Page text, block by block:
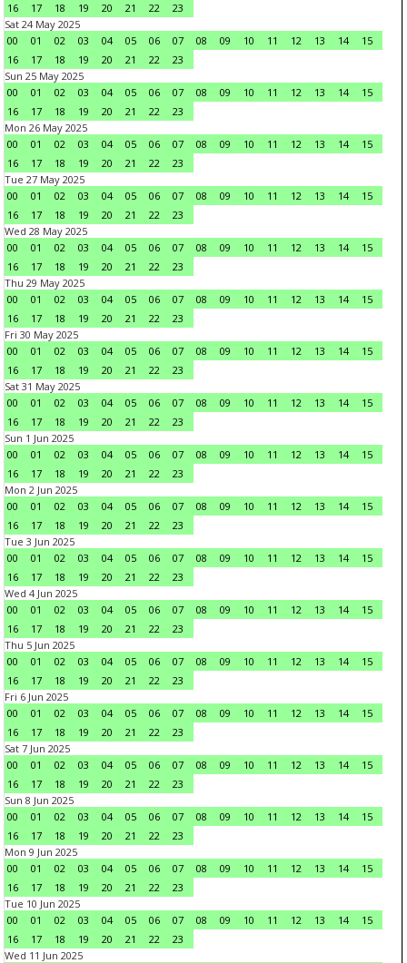
16
17 18 19 20 21 22
23
Sat 24 May 2025
00
01 02 03 04 05 06 07 08 09 10 11 12 13 14
15
16
17 18 19 20 21 22
23
Sun 25 May 2025
00
01 02 03 04 05 06 07 08 09 10 11 12 13 14
15
16
17 18 19 20 21 22
23
Mon 26 May 2025
00
01 02 03 04 05 06 07 08 09 10 11 12 13 14
15
16
17 18 19 20 21 22
23
Tue 27 May 2025
00
01 02 03 04 05 06 07 08 09 10 11 12 13 14
15
16
17 18 19 20 21 22
23
Wed 28 May 2025
00
01 02 03 04 05 06 07 08 09 10 11 12 13 14
15
16
17 18 19 20 21 22
23
Thu 29 May 2025
00
01 02 03 04 05 06 07 08 09 10 11 12 13 14
15
16
17 18 19 20 21 22
23
Fri 30 May 2025
00
01 02 03 04 05 06 07 08 09 10 11 12 13 14
15
16
17 18 19 20 21 22
23
Sat 31 May 2025
00
01 02 03 04 05 06 07 08 09 10 11 12 13 14
15
16
17 18 19 20 21 22
23
Sun 1 Jun 2025
00
01 02 03 04 05 06 07 08 09 10 11 12 13 14
15
16
17 18 19 20 21 22
23
Mon 2 Jun 2025
00
01 02 03 04 05 06 07 08 09 10 11 12 13 14
15
16
17 18 19 20 21 22
23
Tue 3 Jun 2025
00
01 02 03 04 05 06 07 08 09 10 11 12 13 14
15
16
17 18 19 20 21 22
23
Wed 4 Jun 2025
00
01 02 03 04 05 06 07 08 09 10 11 12 13 14
15
16
17 18 19 20 21 22
23
Thu 5 Jun 2025
00
01 02 03 04 05 06 07 08 09 10 11 12 13 14
15
16
17 18 19 20 21 22
23
Fri 6 Jun 2025
00
01 02 03 04 05 06 07 08 09 10 11 12 13 14
15
16
17 18 19 20 21 22
23
Sat 7 Jun 2025
00
01 02 03 04 05 06 07 08 09 10 11 12 13 14
15
16
17 18 19 20 21 22
23
Sun 8 Jun 2025
00
01 02 03 04 05 06 07 08 09 10 11 12 13 14
15
16
17 18 19 20 21 22
23
Mon 9 Jun 2025
00
01 02 03 04 05 06 07 08 09 10 11 12 13 14
15
16
17 18 19 20 21 22
23
Tue 10 Jun 2025
00
01 02 03 04 05 06 07 08 09 10 11 12 13 14
15
16
17 18 19 20 21 22
23
Wed 11 Jun 2025